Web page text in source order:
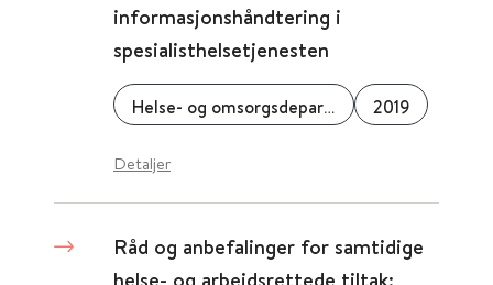
informasjonshåndtering i
spesialisthelsetjenesten
Helse- og omsorgsdepartementet (HOD) 2019
Detaljer
Råd og anbefalinger for samtidige